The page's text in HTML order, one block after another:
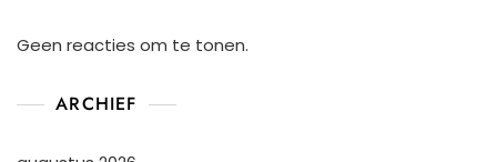
Geen reacties om te tonen.
ARCHIEF